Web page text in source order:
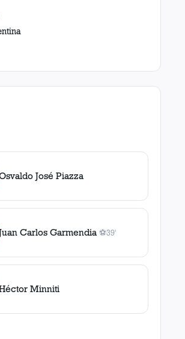
José Piazza
Carlos Garmendia ⚽
1gol
39'
Minniti